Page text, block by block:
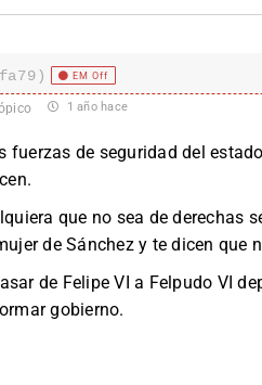
EM Off
1 año hace
fuerzas de seguridad del
que no sea de derechas
de Sánchez y te dicen
de Felipe VI a Felpudo VI
gobierno.